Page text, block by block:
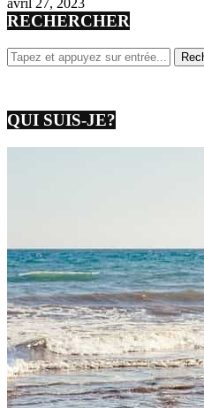
avril 27, 2023
RECHERCHER
QUI SUIS-JE?